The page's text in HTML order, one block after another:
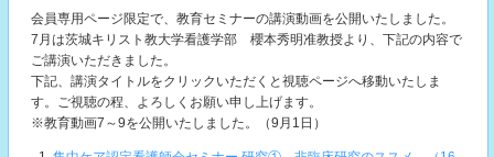
会員専用ページ限定で、教育セミナーの講演動画を公開いたしました。
7月は茨城キリスト教大学看護学部 櫻本秀明准教授より、下記の内容で
ご講演いただきました。
下記、講演タイトルをクリックいただくと視聴ページへ移動いたしま
す。ご視聴の程、よろしくお願い申し上げます。
※教育動画7～9を公開いたしました。（9月1日）